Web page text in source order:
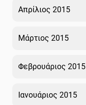
Απρίλιος 2015
Μάρτιος 2015
Φεβρουάριος 2015
Ιανουάριος 2015